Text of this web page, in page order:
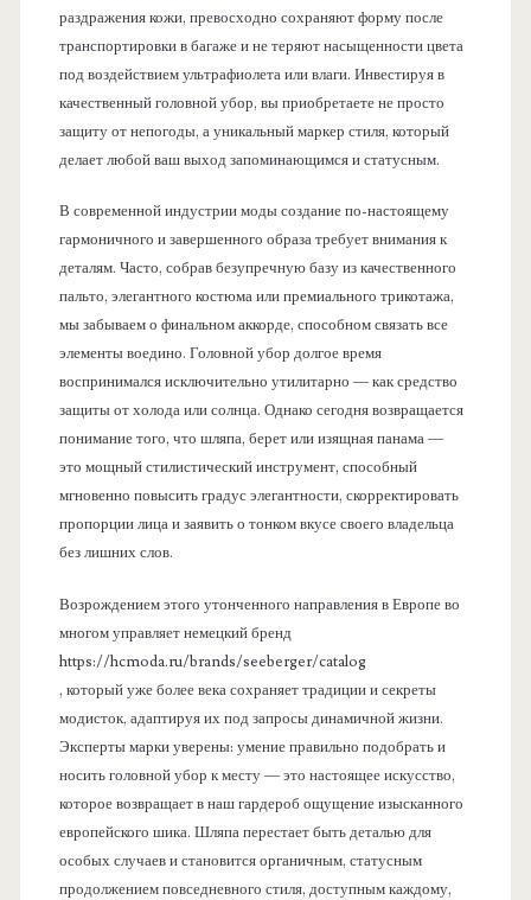
раздражения кожи, превосходно сохраняют форму после
транспортировки в багаже и не теряют насыщенности цвета
под воздействием ультрафиолета или влаги. Инвестируя в
качественный головной убор, вы приобретаете не просто
защиту от непогоды, а уникальный маркер стиля, который
делает любой ваш выход запоминающимся и статусным.
В современной индустрии моды создание по-настоящему
гармоничного и завершенного образа требует внимания к
деталям. Часто, собрав безупречную базу из качественного
пальто, элегантного костюма или премиального трикотажа,
мы забываем о финальном аккорде, способном связать все
элементы воедино. Головной убор долгое время
воспринимался исключительно утилитарно — как средство
защиты от холода или солнца. Однако сегодня возвращается
понимание того, что шляпа, берет или изящная панама —
это мощный стилистический инструмент, способный
мгновенно повысить градус элегантности, скорректировать
пропорции лица и заявить о тонком вкусе своего владельца
без лишних слов.
Возрождением этого утонченного направления в Европе во
многом управляет немецкий бренд
https://hcmoda.ru/brands/seeberger/catalog
, который уже более века сохраняет традиции и секреты
модисток, адаптируя их под запросы динамичной жизни.
Эксперты марки уверены: умение правильно подобрать и
носить головной убор к месту — это настоящее искусство,
которое возвращает в наш гардероб ощущение изысканного
европейского шика. Шляпа перестает быть деталью для
особых случаев и становится органичным, статусным
продолжением повседневного стиля, доступным каждому,